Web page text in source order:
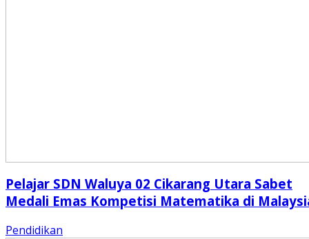
Pelajar SDN Waluya 02 Cikarang Utara Sabet
Medali Emas Kompetisi Matematika di
Pendidikan